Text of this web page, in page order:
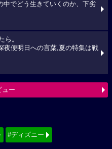
中でどう生きていくのか、下劣
ら。
夜便明日への言葉,夏の特集は戦
ュー
#ディズニー